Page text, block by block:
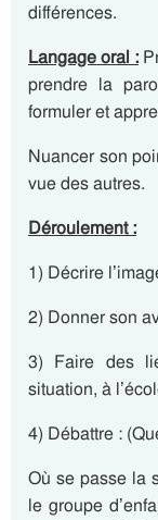
différences.
Langage oral :
prendre la
formuler et
Nuancer son
vue des autres.
Déroulement :
1) Décrire
2) Donner son
3) Faire des
situation, à
4) Débattre :
Où se passe la
le groupe